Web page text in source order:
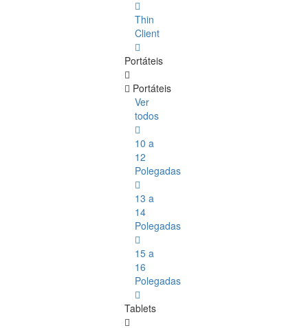
Thin
Client
Portáteis
Portáteis
Ver
todos
10 a
12
Polegadas
13 a
14
Polegadas
15 a
16
Polegadas
Tablets